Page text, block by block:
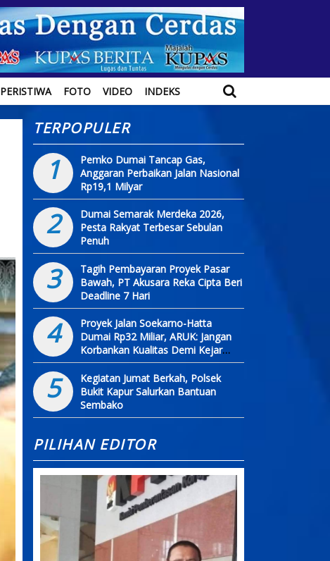
PERISTIWA FOTO VIDEO INDEKS
TERPOPULER
1
Pemko Dumai Tancap Gas,
Anggaran Perbaikan Jalan Nasional
Rp19,1 Milyar
2
Dumai Semarak Merdeka 2026,
Pesta Rakyat Terbesar Sebulan
Penuh
3
Tagih Pembayaran Proyek Pasar
Bawah, PT Akusara Reka Cipta Beri
Deadline 7 Hari
4
Proyek Jalan Soekarno-Hatta
Dumai Rp32 Miliar, ARUK: Jangan
Korbankan Kualitas Demi Kejar
Target
5
Kegiatan Jumat Berkah, Polsek
Bukit Kapur Salurkan Bantuan
Sembako
PILIHAN EDITOR